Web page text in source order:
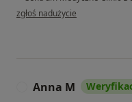
w opinii użytkownika Beata
zgłoś nadużycie
Anna M